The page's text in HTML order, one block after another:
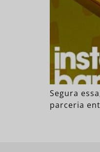
Segura
parceria